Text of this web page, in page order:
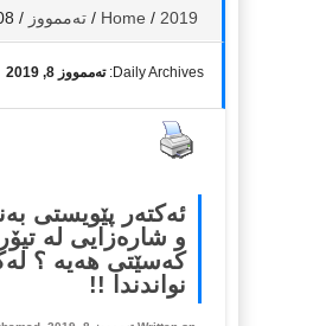
Home / 2019
/ تەممووز /
Daily Archives: تەممووز 8, 2019
ئه‌كته‌ر پێویستی
و شاره‌زایی له‌
كه‌سێتی هه‌یه‌ ؟
نواندندا !!